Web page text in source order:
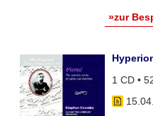
»zur
1 CD •